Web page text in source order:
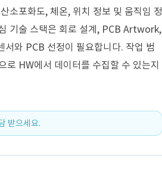
소포화도, 체온, 위치 정보 및 움직임 정
기술 스택은 회로 설계, PCB Artwork,
와 PCB 선정이 필요합니다. 작업 범
로 HW에서 데이터를 수집할 수 있는지
받으세요.